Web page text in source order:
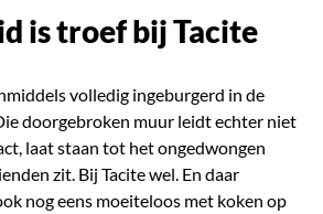
is troef bij Tacite
volledig ingeburgerd in de
doorgebroken muur leidt echter niet
laat staan tot het ongedwongen
zit. Bij Tacite wel. En daar
nog eens moeiteloos met koken op